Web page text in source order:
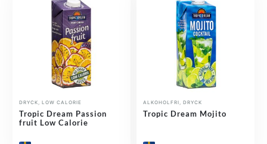
DRYCK ,LOW CALORIE
Tropic Dream Passion
fruit Low Calorie
ALKOHOLFRI ,DRYCK
Tropic Dream Mojito